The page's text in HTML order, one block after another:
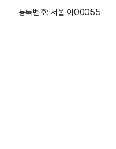
등록번호: 서울 아00055